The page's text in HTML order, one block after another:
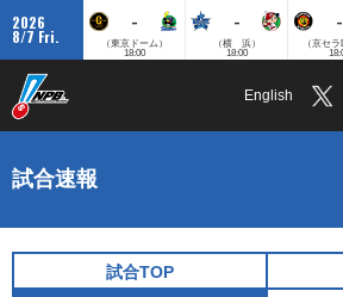
2026
8/7 Fri.
-
（東京ドーム）
18:00
-
（横 浜）
18:00
-
（京セラ
English
試合速報
試合TOP